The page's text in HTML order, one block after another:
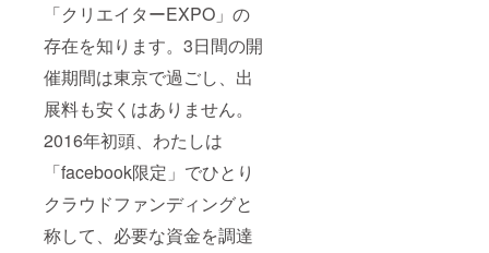
「クリエイターEXPO」の
存在を知ります。3日間の開
催期間は東京で過ごし、出
展料も安くはありません。
2016年初頭、わたしは
「facebook限定」でひとり
クラウドファンディングと
称して、必要な資金を調達